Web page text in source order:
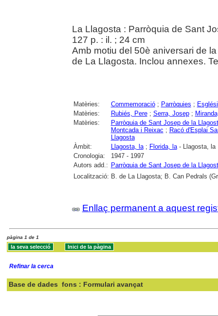
La Llagosta : Parròquia de Sant
127 p. : il. ; 24 cm
Amb motiu del 50è aniversari de
de La Llagosta. Inclou annexes.
Matèries: Commemoració; Parròquies ;
Matèries:
Rubiés, Pere; Serra, Josep;
Matèries:
Parròquia de Sant Josep de la
Montcada i Reixac ; Racó d'Esplai
Llagosta
Àmbit:
Llagosta, la; Florida, la- Llagosta,
Cronologia:
1947 - 1997
Autors add.: Parròquia de Sant Josep de la
Localització: B. de La Llagosta; B. Can Pedrals
Enllaç permanent a aquest
pàgina 1 de 1
Refinar la cerca
Base de dades fons : Formulari avançat